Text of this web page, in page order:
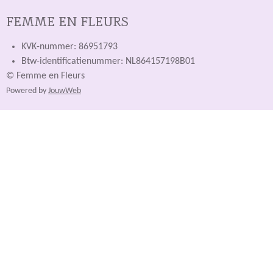
FEMME EN FLEURS
KVK-nummer: 86951793
Btw-identificatienummer: NL864157198B01
© Femme en Fleurs
Powered by JouwWeb